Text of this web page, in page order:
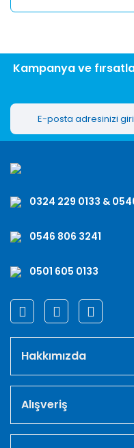
Kampanya ve
0324 229 0133 &
0546 806 3241
0501 605 0133
Hakkımızda
Alışveriş